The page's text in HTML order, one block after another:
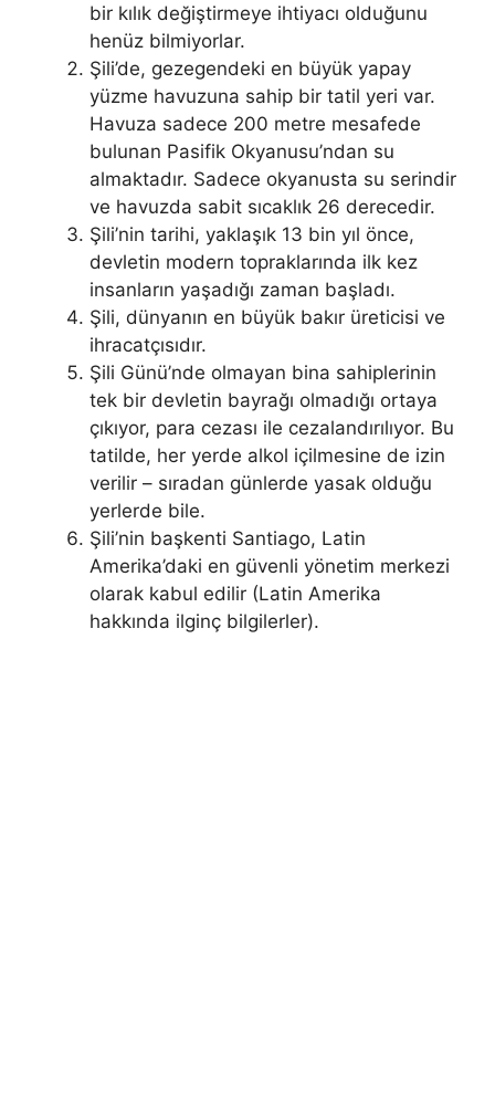
bir kılık değiştirmeye ihtiyacı olduğunu
henüz bilmiyorlar.
Şili’de, gezegendeki en büyük yapay
yüzme havuzuna sahip bir tatil yeri var.
Havuza sadece 200 metre mesafede
bulunan Pasifik Okyanusu’ndan su
almaktadır. Sadece okyanusta su serindir
ve havuzda sabit sıcaklık 26 derecedir.
Şili’nin tarihi, yaklaşık 13 bin yıl önce,
devletin modern topraklarında ilk kez
insanların yaşadığı zaman başladı.
Şili, dünyanın en büyük bakır üreticisi ve
ihracatçısıdır.
Şili Günü’nde olmayan bina sahiplerinin
tek bir devletin bayrağı olmadığı ortaya
çıkıyor, para cezası ile cezalandırılıyor. Bu
tatilde, her yerde alkol içilmesine de izin
verilir – sıradan günlerde yasak olduğu
yerlerde bile.
Şili’nin başkenti Santiago, Latin
Amerika’daki en güvenli yönetim merkezi
olarak kabul edilir (Latin Amerika
hakkında ilginç bilgilerler).